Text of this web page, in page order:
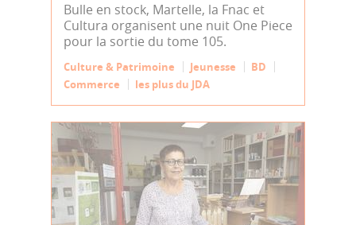
Bulle en stock, Martelle, la Fnac et
Cultura organisent une nuit One Piece
pour la sortie du tome 105.
Culture & Patrimoine Jeunesse
BD
Commerce
les plus du JDA